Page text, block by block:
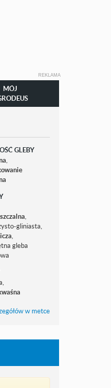
REKLAMA
MÓJ
GLEBY
gliniasta,
gleba
w metce